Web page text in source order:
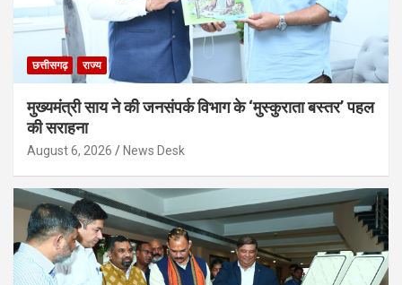
छत्तीसगढ़ राज्य
मुख्यमंत्री साय ने की जनसंपर्क विभाग के ‘मुस्कुराता बस्तर’ पहल
की सराहना
August 6, 2026 News Desk